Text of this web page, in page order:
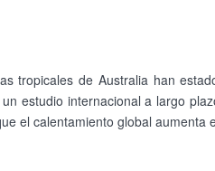
tropicales de Australia han
estudio internacional a largo
el calentamiento global aumenta